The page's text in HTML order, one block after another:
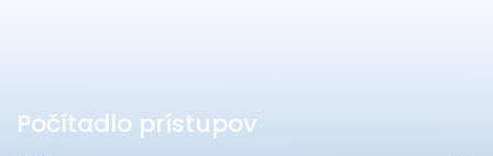
Počítadlo prístupov